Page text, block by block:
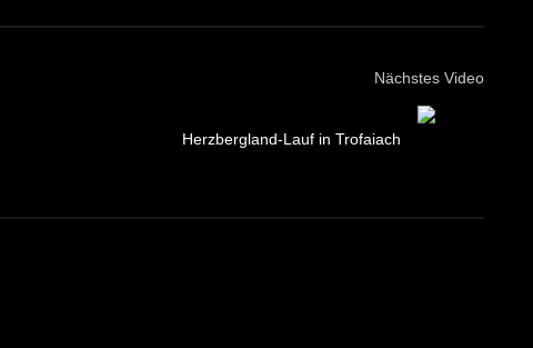
Nächstes Video
Herzbergland-Lauf in Trofaiach